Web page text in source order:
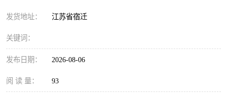
发货地址： 江苏省宿迁
关键词：
发布日期： 2026-08-06
阅 读 量： 93